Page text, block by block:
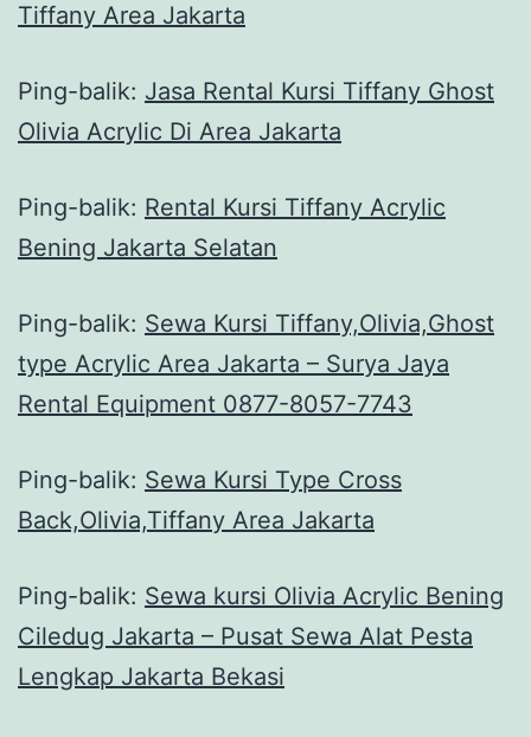
Tiffany Area Jakarta
Ping-balik: Jasa Rental Kursi Tiffany Ghost
Olivia Acrylic Di Area Jakarta
Ping-balik: Rental Kursi Tiffany Acrylic
Bening Jakarta Selatan
Ping-balik: Sewa Kursi Tiffany,Olivia,Ghost
type Acrylic Area Jakarta – Surya Jaya
Rental Equipment 0877-8057-7743
Ping-balik: Sewa Kursi Type Cross
Back,Olivia,Tiffany Area Jakarta
Ping-balik: Sewa kursi Olivia Acrylic Bening
Ciledug Jakarta – Pusat Sewa Alat Pesta
Lengkap Jakarta Bekasi